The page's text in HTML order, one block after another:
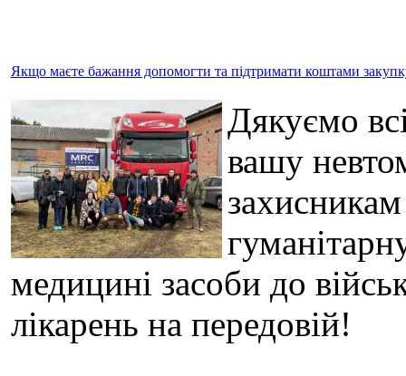
Якщо маєте бажання допомогти та підтримати коштами
Дякуємо
вашу
медицині засоби до
лікарень на передовій!